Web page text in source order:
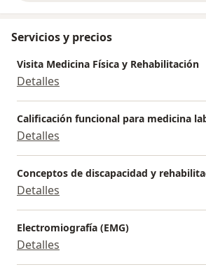
Servicios y precios
Visita Medicina Física y Rehabilitación
Detalles
Calificación funcional para medicina
Detalles
Conceptos de discapacidad y
Detalles
Electromiografía (EMG)
Detalles